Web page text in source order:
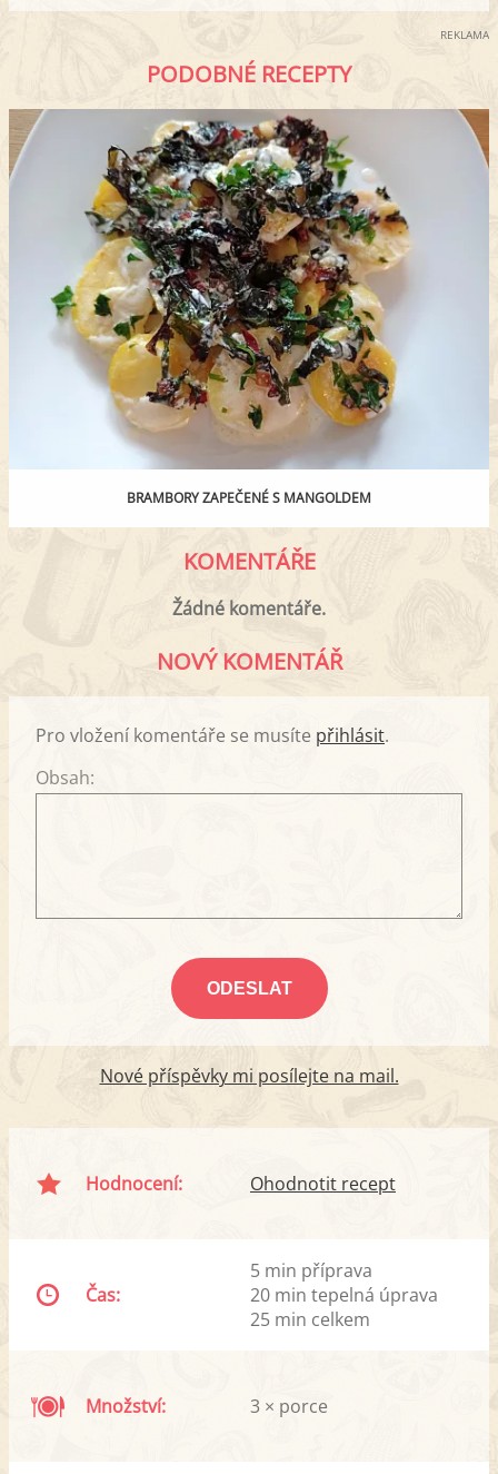
REKLAMA
PODOBNÉ RECEPTY
BRAMBORY ZAPEČENÉ S MANGOLDEM
KOMENTÁŘE
Žádné komentáře.
NOVÝ KOMENTÁŘ
Pro vložení komentáře se musíte přihlásit.
Obsah:
Nové příspěvky mi posílejte na mail.
Hodnocení: Ohodnotit recept
Čas:
5 min příprava
20 min tepelná úprava
25 min celkem
Množství: 3 × porce